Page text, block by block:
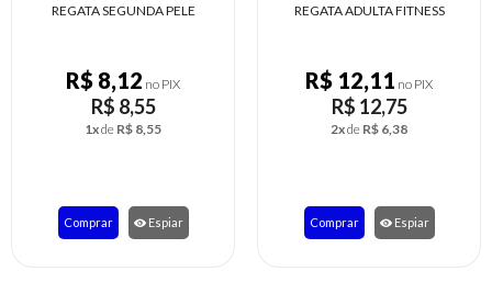
PELE
Espiar
REGATA ADULTA FITNESS
no PIX
Espiar
BLUSA